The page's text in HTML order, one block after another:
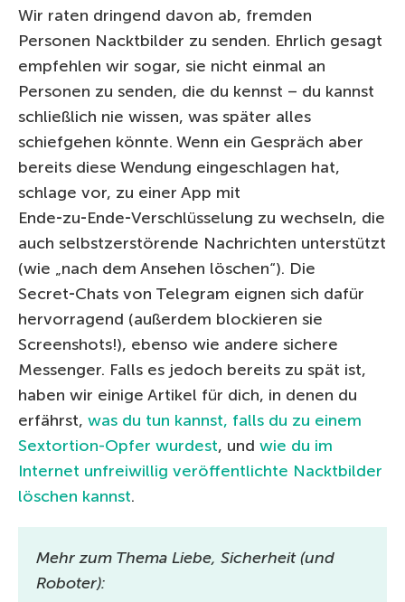
Wir raten dringend davon ab, fremden
Personen Nacktbilder zu senden. Ehrlich gesagt
empfehlen wir sogar, sie nicht einmal an
Personen zu senden, die du kennst – du kannst
schließlich nie wissen, was später alles
schiefgehen könnte. Wenn ein Gespräch aber
bereits diese Wendung eingeschlagen hat,
schlage vor, zu einer App mit
Ende‑zu‑Ende‑Verschlüsselung zu wechseln, die
auch selbstzerstörende Nachrichten unterstützt
(wie „nach dem Ansehen löschen“). Die
Secret‑Chats von Telegram eignen sich dafür
hervorragend (außerdem blockieren sie
Screenshots!), ebenso wie andere sichere
Messenger. Falls es jedoch bereits zu spät ist,
haben wir einige Artikel für dich, in denen du
erfährst, was du tun kannst, falls du zu einem
Sextortion-Opfer wurdest, und wie du im
Internet unfreiwillig veröffentlichte Nacktbilder
löschen kannst.
Mehr zum Thema Liebe, Sicherheit (und
Roboter):